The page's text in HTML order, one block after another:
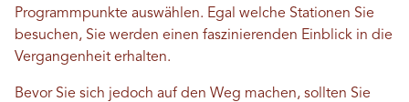
Programmpunkte auswählen. Egal welche Stationen Sie
besuchen, Sie werden einen faszinierenden Einblick in die
Vergangenheit erhalten.
Bevor Sie sich jedoch auf den Weg machen, sollten Sie